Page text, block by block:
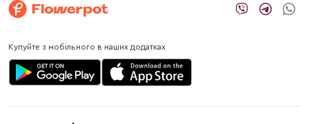
Купуйте з мобільного в наших додатках